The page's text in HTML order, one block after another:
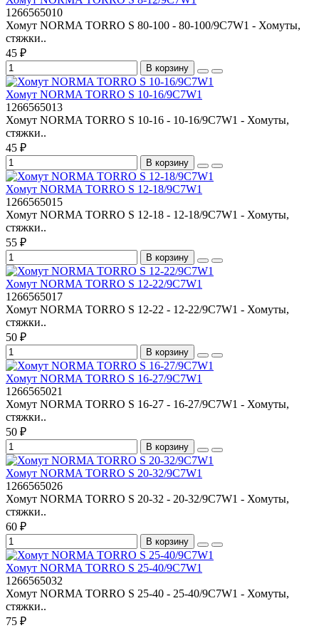
1266565010
Хомут NORMA TORRO S 80-100 - 80-100/9C7W1 - Хомуты,
стяжки..
45 ₽
В корзину
Хомут NORMA TORRO S 10-16/9С7W1
1266565013
Хомут NORMA TORRO S 10-16 - 10-16/9C7W1 - Хомуты,
стяжки..
45 ₽
В корзину
Хомут NORMA TORRO S 12-18/9С7W1
1266565015
Хомут NORMA TORRO S 12-18 - 12-18/9C7W1 - Хомуты,
стяжки..
55 ₽
В корзину
Хомут NORMA TORRO S 12-22/9С7W1
1266565017
Хомут NORMA TORRO S 12-22 - 12-22/9C7W1 - Хомуты,
стяжки..
50 ₽
В корзину
Хомут NORMA TORRO S 16-27/9С7W1
1266565021
Хомут NORMA TORRO S 16-27 - 16-27/9C7W1 - Хомуты,
стяжки..
50 ₽
В корзину
Хомут NORMA TORRO S 20-32/9С7W1
1266565026
Хомут NORMA TORRO S 20-32 - 20-32/9C7W1 - Хомуты,
стяжки..
60 ₽
В корзину
Хомут NORMA TORRO S 25-40/9С7W1
1266565032
Хомут NORMA TORRO S 25-40 - 25-40/9C7W1 - Хомуты,
стяжки..
75 ₽